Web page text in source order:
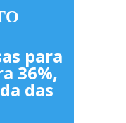
para
36%,
das